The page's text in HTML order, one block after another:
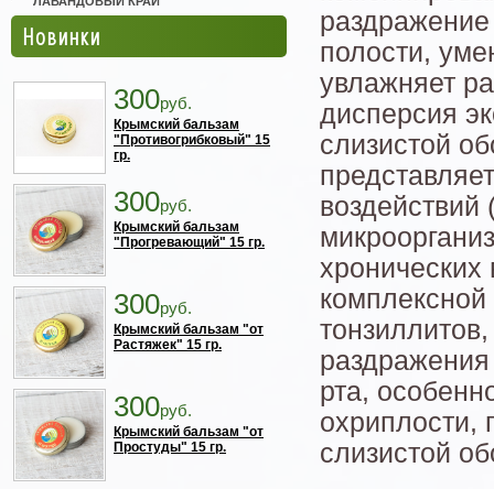
Новинки
300руб.
Крымский бальзам
"Противогрибковый" 15
гр.
300руб.
Крымский бальзам
"Прогревающий" 15 гр.
300руб.
Крымский бальзам "от
Растяжек" 15 гр.
300руб.
Крымский бальзам "от
Простуды" 15 гр.
полости,
увлажняет
дисперсия
слизистой
воздействий
раздражения
рта,
охриплости,
слизистой